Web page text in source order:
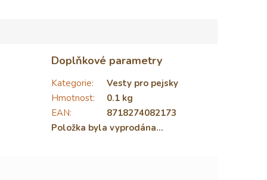
Doplňkové parametry
Kategorie:
Vesty pro pejsky
Hmotnost:
0.1 kg
EAN:
8718274082173
Položka byla vyprodána…